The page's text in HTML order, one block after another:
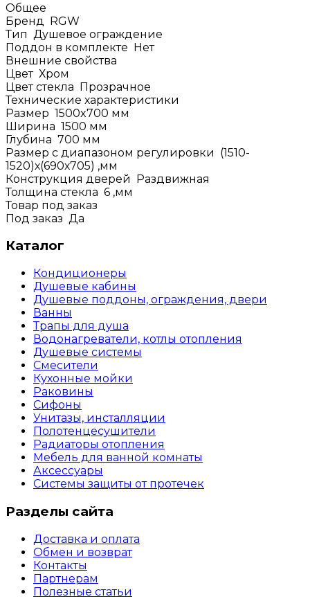
Общее
Бренд
RGW
Тип Душевое ограждение
Поддон в комплекте Нет
Внешние свойства
Цвет Хром
Цвет стекла Прозрачное
Технические характеристики
Размер 1500x700 мм
Ширина 1500 мм
Глубина 700 мм
Размер с диапазоном регулировки (1510-
1520)х(690х705) ,мм
Конструкция дверей Раздвижная
Толщина стекла 6 ,мм
Товар под заказ
Под заказ Да
Каталог
Кондиционеры
Душевые кабины
Душевые поддоны, ограждения, двери
Ванны
Трапы для душа
Водонагреватели, котлы отопления
Душевые системы
Смесители
Кухонные мойки
Раковины
Сифоны
Унитазы, инсталляции
Полотенцесушители
Радиаторы отопления
Мебель для ванной комнаты
Аксессуары
Системы защиты от протечек
Разделы сайта
Доставка и оплата
Обмен и возврат
Контакты
Партнерам
Полезные статьи